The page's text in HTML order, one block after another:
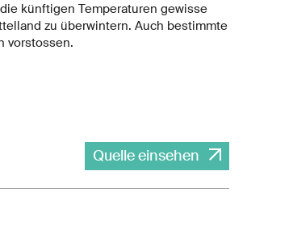
künftigen Temperaturen gewisse
zu überwintern. Auch bestimmte
vorstossen.
Quelle einsehen